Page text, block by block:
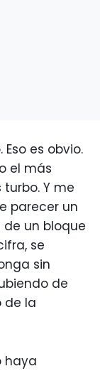
es obvio.
el más
Y me
parecer un
de un bloque
se
sin
de
de la
haya